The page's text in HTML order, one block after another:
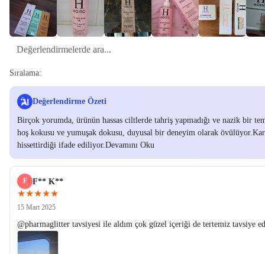
Sıralama:
Değerlendirme Özeti
Birçok yorumda, ürünün hassas ciltlerde tahriş yapmadığı ve nazik bir
hoş kokusu ve yumuşak dokusu, duyusal bir deneyim olarak
hissettirdiği ifade ediliyor.Devamını Oku
F F** K**
★★★★★
15 Mart 2025
@pharmaglitter tavsiyesi ile aldım çok güzel içeriği de tertemiz tavsiye